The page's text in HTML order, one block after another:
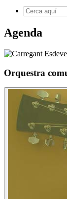
Agenda
Orquestra